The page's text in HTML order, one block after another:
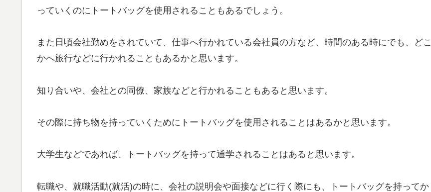
っていくのにトートバッグを使用されることもあるでしょう。
また日頃会社勤めをされていて、仕事へ行かれている会社員の方など、時間のある時にでも、どこ
かへ旅行などに行かれることもあるかと思います。
知り合いや、会社との同僚、家族などと行かれることもあると思います。
その際に持ち物を持っていくためにトートバッグを使用されることはあるかと思います。
大学生などであれば、トートバッグを持って通学されることはあると思います。
転職や、就職活動(就活)の時に、会社の説明会や面接などに行く際にも、トートバッグを持ってか